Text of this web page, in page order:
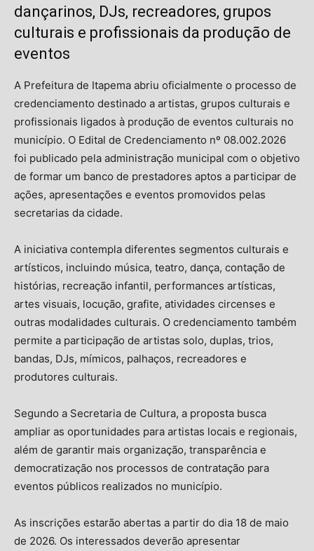
dançarinos, DJs, recreadores, grupos
culturais e profissionais da produção de
eventos
A Prefeitura de Itapema abriu oficialmente o processo de
credenciamento destinado a artistas, grupos culturais e
profissionais ligados à produção de eventos culturais no
município. O Edital de Credenciamento nº 08.002.2026
foi publicado pela administração municipal com o objetivo
de formar um banco de prestadores aptos a participar de
ações, apresentações e eventos promovidos pelas
secretarias da cidade.
A iniciativa contempla diferentes segmentos culturais e
artísticos, incluindo música, teatro, dança, contação de
histórias, recreação infantil, performances artísticas,
artes visuais, locução, grafite, atividades circenses e
outras modalidades culturais. O credenciamento também
permite a participação de artistas solo, duplas, trios,
bandas, DJs, mímicos, palhaços, recreadores e
produtores culturais.
Segundo a Secretaria de Cultura, a proposta busca
ampliar as oportunidades para artistas locais e regionais,
além de garantir mais organização, transparência e
democratização nos processos de contratação para
eventos públicos realizados no município.
As inscrições estarão abertas a partir do dia 18 de maio
de 2026. Os interessados deverão apresentar